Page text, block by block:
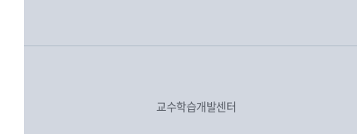
교수학습개발센터